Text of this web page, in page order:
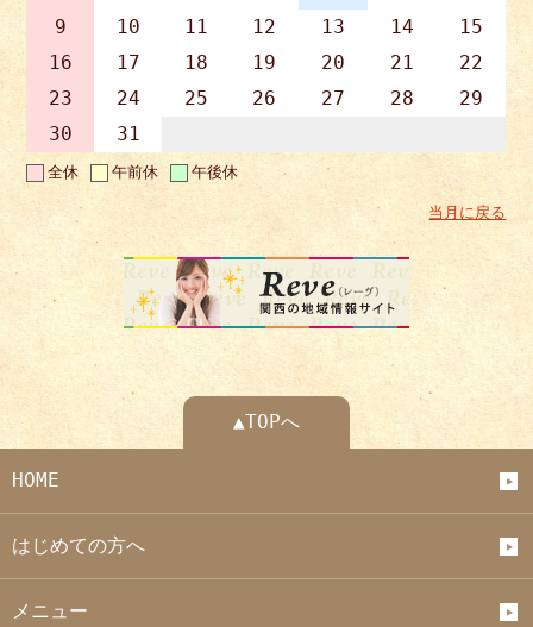
9
10 11 12 13 14
15
16
17 18 19 20 21
22
23
24 25 26 27 28
29
30
31
全休 午前休 午後休
当月に戻る
▲TOPへ
HOME
はじめての方へ
メニュー